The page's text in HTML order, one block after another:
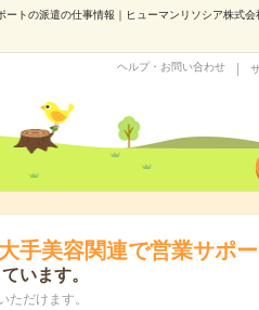
トの派遣の仕事情報｜ヒューマンリソシア株式
ヘルプ・お問い合わせ
手美容関連で営業サポー
います。
だけます。